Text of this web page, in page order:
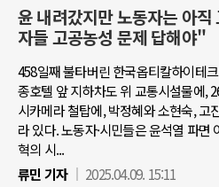
윤 내려갔지만 노동자는 아
자들 고공농성 문제 답해야"
458일째 불타버린 한국옵티칼하이테
종호텔 앞 지하차도 위 교통시설물에,
시카메라 철탑에, 박정혜와 소현숙, 고
라 있다. 노동자·시민들은 윤석열 파
혁의 시...
류민 기자
2025.04.09. 15:11